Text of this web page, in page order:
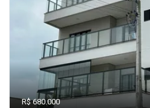
R$ 680.000